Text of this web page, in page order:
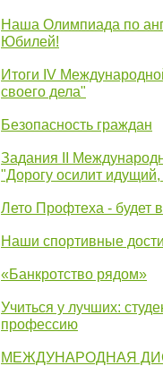
Наша Олимпиада по
Юбилей!
Итоги IV
своего дела"
Безопасность граждан
Задания II
"Дорогу осилит
Лето Профтеха - будет
Наши спортивные
«Банкротство рядом»
Учиться у лучших:
профессию
МЕЖДУНАРОДНАЯ